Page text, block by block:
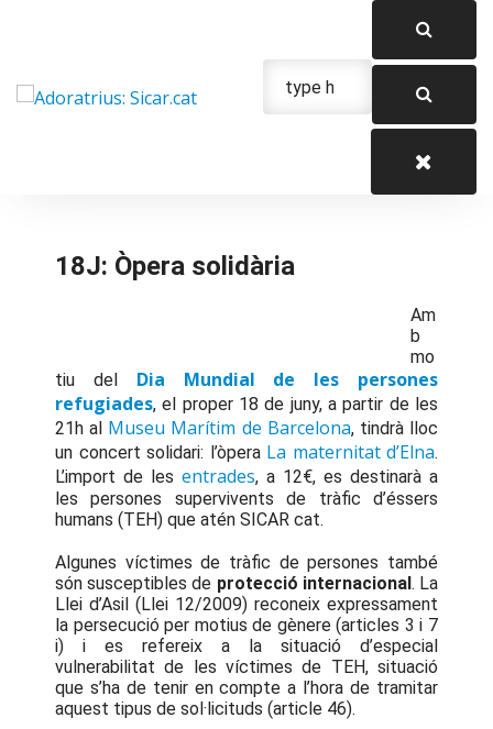
18J: Òpera solidària
Am
b
mo
tiu del Dia Mundial de les persones
refugiades, el proper 18 de juny, a partir de les
21h al Museu Marítim de Barcelona, tindrà lloc
un concert solidari: l’òpera La maternitat d’Elna.
L’import de les entrades, a 12€, es destinarà a
les persones supervivents de tràfic d’éssers
humans (TEH) que atén SICAR cat.
Algunes víctimes de tràfic de persones també
són susceptibles de protecció internacional. La
Llei d’Asil (Llei 12/2009) reconeix expressament
la persecució per motius de gènere (articles 3 i 7
i) i es refereix a la situació d’especial
vulnerabilitat de les víctimes de TEH, situació
que s’ha de tenir en compte a l’hora de tramitar
aquest tipus de sol·licituds (article 46).